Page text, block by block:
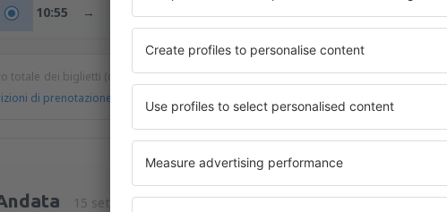
10:55 → 12:15
totale dei biglietti (quote di servizio escluse:29EURper ogni passeggero)
di prenotazione
15 set (mar) PMO